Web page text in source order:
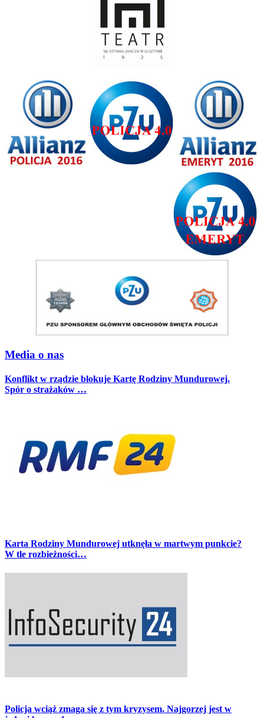
Media o nas
Konflikt w rządzie blokuje Kartę Rodziny Mundurowej.
Spór o strażaków …
Karta Rodziny Mundurowej utknęła w martwym punkcie?
W tle rozbieżności…
Policja wciąż zmaga się z tym kryzysem. Najgorzej jest w